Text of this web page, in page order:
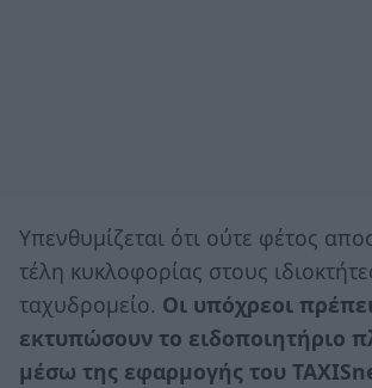
Υπενθυμίζεται ότι ούτε φέτος
τέλη κυκλοφορίας στους
ταχυδρομείο. Οι υπόχρεοι
εκτυπώσουν το ειδοποιητήριο
μέσω της εφαρμογής του